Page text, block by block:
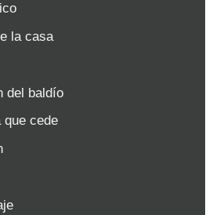
la casa
baldío
que cede